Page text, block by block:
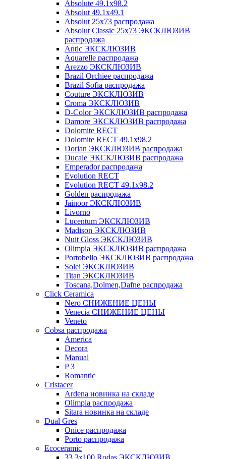
Absolute 49.1x98.2
Absolut 49.1x49.1
Absolut 25x73 распродажа
Absolut Classic 25x73 ЭКСКЛЮЗИВ
распродажа
Antic ЭКСКЛЮЗИВ
Aquarelle распродажа
Arezzo ЭКСКЛЮЗИВ
Brazil Orchiee распродажа
Brazil Sofia распродажа
Couture ЭКСКЛЮЗИВ
Croma ЭКСКЛЮЗИВ
D-Color ЭКСКЛЮЗИВ распродажа
Damore ЭКСКЛЮЗИВ распродажа
Dolomite RECT
Dolomite RECT 49.1x98.2
Dorian ЭКСКЛЮЗИВ распродажа
Ducale ЭКСКЛЮЗИВ распродажа
Emperador распродажа
Evolution RECT
Evolution RECT 49.1x98.2
Golden распродажа
Jainoor ЭКСКЛЮЗИВ
Livorno
Lucentum ЭКСКЛЮЗИВ
Madison ЭКСКЛЮЗИВ
Nuit Gloss ЭКСКЛЮЗИВ
Olimpia ЭКСКЛЮЗИВ распродажа
Portobello ЭКСКЛЮЗИВ распродажа
Solei ЭКСКЛЮЗИВ
Titan ЭКСКЛЮЗИВ
Toscana,Dolmen,Dafne распродажа
Cliсk Ceramica
Nero СНИЖЕНИЕ ЦЕНЫ
Venecia СНИЖЕНИЕ ЦЕНЫ
Veneto
Cobsa распродажа
America
Decora
Manual
P 3
Romantic
Cristacer
Ardena новинка на складе
Olimpia распродажа
Sitara новинка на складе
Dual Gres
Onice распродажа
Porto распродажа
Ecoceramic
33.3х100 Rodas ЭКСКЛЮЗИВ